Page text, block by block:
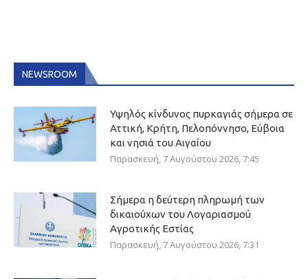
NEWSROOM
Υψηλός κίνδυνος πυρκαγιάς σήμερα σε
Αττική, Κρήτη, Πελοπόννησο, Εύβοια
και νησιά του Αιγαίου
Παρασκευή, 7 Αυγούστου 2026, 7:45
Σήμερα η δεύτερη πληρωμή των
δικαιούχων του Λογαριασμού
Αγροτικής Εστίας
Παρασκευή, 7 Αυγούστου 2026, 7:31